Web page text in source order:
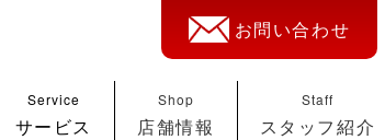
お問い合わせ
Service
サービス
Shop
店舗情報
Staff
スタッフ紹介